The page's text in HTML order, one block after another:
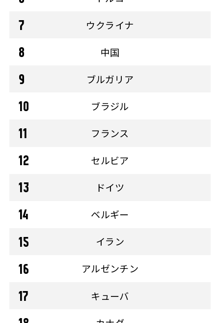
ウクライナ
中国
ブルガリア
ブラジル
フランス
セルビア
ドイツ
ベルギー
イラン
アルゼンチン
キューバ